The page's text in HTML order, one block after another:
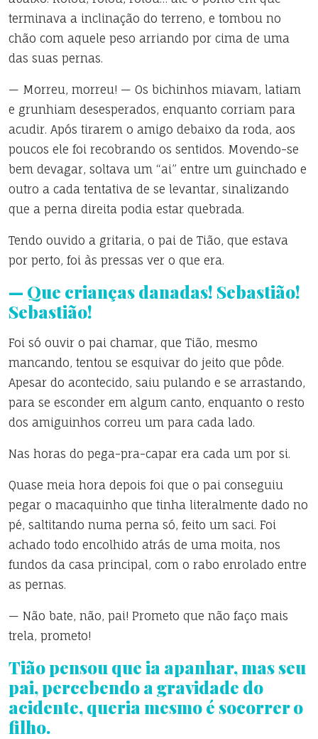
terminava a inclinação do terreno, e tombou no
chão com aquele peso arriando por cima de uma
das suas pernas.
— Morreu, morreu! — Os bichinhos miavam, latiam
e grunhiam desesperados, enquanto corriam para
acudir. Após tirarem o amigo debaixo da roda, aos
poucos ele foi recobrando os sentidos. Movendo-se
bem devagar, soltava um “ai” entre um guinchado e
outro a cada tentativa de se levantar, sinalizando
que a perna direita podia estar quebrada.
Tendo ouvido a gritaria, o pai de Tião, que estava
por perto, foi às pressas ver o que era.
— Que crianças danadas! Sebastião!
Sebastião!
Foi só ouvir o pai chamar, que Tião, mesmo
mancando, tentou se esquivar do jeito que pôde.
Apesar do acontecido, saiu pulando e se arrastando,
para se esconder em algum canto, enquanto o resto
dos amiguinhos correu um para cada lado.
Nas horas do pega-pra-capar era cada um por si.
Quase meia hora depois foi que o pai conseguiu
pegar o macaquinho que tinha literalmente dado no
pé, saltitando numa perna só, feito um saci. Foi
achado todo encolhido atrás de uma moita, nos
fundos da casa principal, com o rabo enrolado entre
as pernas.
— Não bate, não, pai! Prometo que não faço mais
trela, prometo!
Tião pensou que ia apanhar, mas seu
pai, percebendo a gravidade do
acidente, queria mesmo é socorrer o
filho.